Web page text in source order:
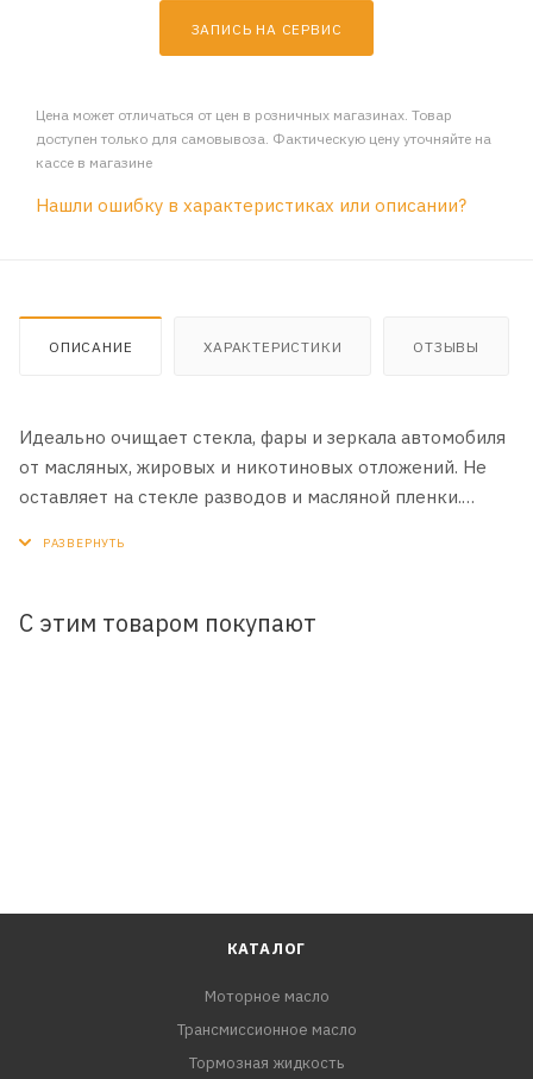
ЗАПИСЬ НА СЕРВИС
Цена может отличаться от цен в розничных магазинах. Товар
доступен только для самовывоза. Фактическую цену уточняйте на
кассе в магазине
Нашли ошибку в характеристиках или описании?
ОПИСАНИЕ ХАРАКТЕРИСТИКИ ОТЗЫВЫ
Идеально очищает стекла, фары и зеркала автомобиля
от масляных, жировых и никотиновых отложений. Не
оставляет на стекле разводов и масляной пленки.
С этим товаром покупают
КАТАЛОГ
Моторное масло
Трансмиссионное масло
Тормозная жидкость